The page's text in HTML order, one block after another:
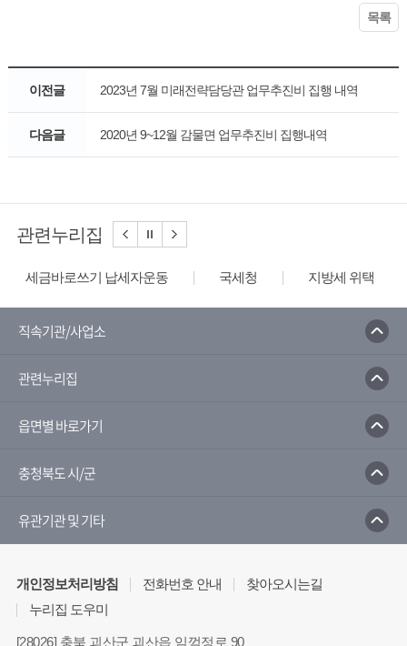
목록
이전글 2023년 7월 미래전략담당관 업무추진비 집행 내역
다음글 2020년 9~12월 감물면 업무추진비 집행내역
관련누리집
세금바로쓰기 납세자운동 국세청 지방세 위택스
직속기관/사업소
관련누리집
읍면별 바로가기
충청북도 시/군
유관기관 및 기타
개인정보처리방침 전화번호 안내
찾아오시는길
누리집 도우미
[28026] 충북 괴산군 괴산읍 임꺽정로 90